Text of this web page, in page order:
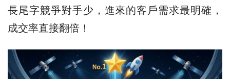
長尾字競爭對手少，進來的客戶需求最明確，
成交率直接翻倍！